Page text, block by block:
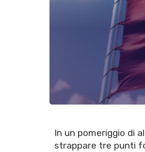
In un pomeriggio di
strappare tre punti